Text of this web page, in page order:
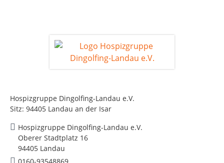
Hospizgruppe Dingolfing-Landau e.V.
Sitz: 94405 Landau an der Isar
Hospizgruppe Dingolfing-Landau e.V.
Oberer Stadtplatz 16
94405 Landau